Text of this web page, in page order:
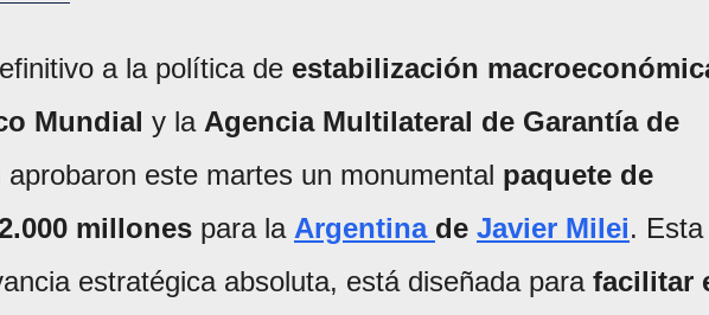
a la política de estabilización
Mundial y la Agencia Multilateral de Garantía de
aprobaron este martes un monumental paquete de
millones para la Argentina de Javier Milei. Esta
estratégica absoluta, está diseñada para facilitar